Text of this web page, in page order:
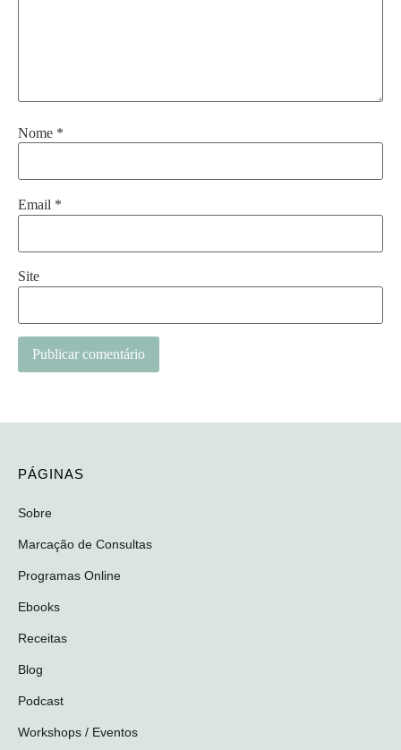
Nome *
Email *
Site
PÁGINAS
Sobre
Marcação de Consultas
Programas Online
Ebooks
Receitas
Blog
Podcast
Workshops / Eventos